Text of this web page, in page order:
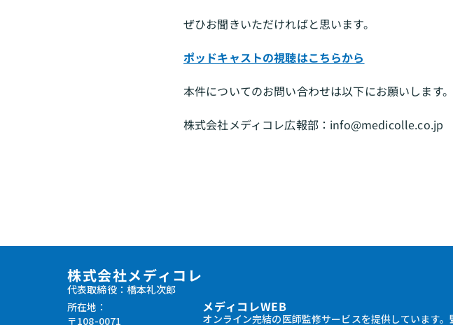
ぜひお聞きいただければと思います。
ポッドキャストの視聴はこちらから
本件についてのお問い合わせは以下にお願いします。
株式会社メディコレ広報部：info@medicolle.co.jp
株式会社メディコレ
代表取締役：橋本礼次郎
所在地：
〒108-0071
メディコレWEB
オンライン完結の医師監修サービスを提供しています。